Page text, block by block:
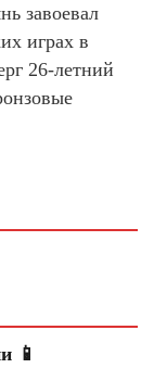
завоевал
играх в
26-летний
📱